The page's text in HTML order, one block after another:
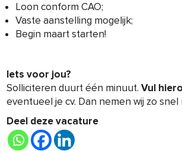
Loon conform CAO;
Vaste aanstelling mogelijk;
Begin maart starten!
Iets voor jou?
Solliciteren duurt één minuut. Vul
eventueel je cv. Dan nemen wij zo
Deel deze vacature